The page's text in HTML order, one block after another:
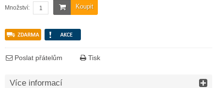
Koupit
Množství:
Poslat přátelům Tisk
Více informací